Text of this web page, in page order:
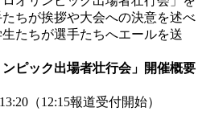
ちが挨拶や大会への決意を述べ
たちが選手たちへエールを送
ピック出場者壮行会」開催概要
（12:15報道受付開始）